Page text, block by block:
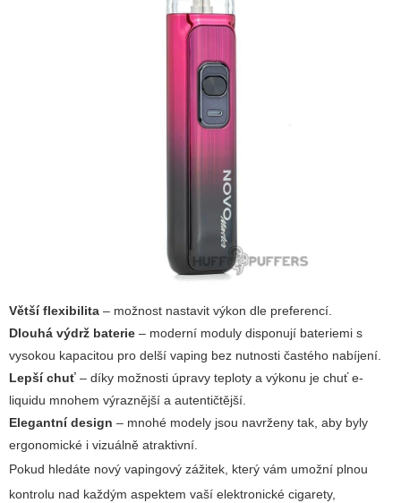
Větší flexibilita – možnost nastavit výkon dle preferencí.
Dlouhá výdrž baterie – moderní moduly disponují bateriemi s
vysokou kapacitou pro delší vaping bez nutnosti častého nabíjení.
Lepší chuť – díky možnosti úpravy teploty a výkonu je chuť e-
liquidu mnohem výraznější a autentičtější.
Elegantní design – mnohé modely jsou navrženy tak, aby byly
ergonomické i vizuálně atraktivní.
Pokud hledáte nový vapingový zážitek, který vám umožní plnou
kontrolu nad každým aspektem vaší elektronické cigarety,